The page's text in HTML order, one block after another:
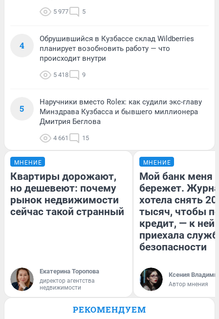
5 977 5
4
Обрушившийся в Кузбассе склад Wildberries
планирует возобновить работу — что
происходит внутри
5 418 9
5
Наручники вместо Rolex: как судили экс-главу
Минздрава Кузбасса и бывшего миллионера
Дмитрия Беглова
4 661 15
МНЕНИЕ
Квартиры дорожают,
но дешевеют: почему
рынок недвижимости
сейчас такой странный
Екатерина Торопова
директор агентства
недвижимости
МНЕНИЕ
Мой банк меня
бережет.
хотела снять
тысяч, чтобы
кредит, — к
приехала
безопасности
Ксения
Автор мнения
РЕКОМЕНДУЕМ